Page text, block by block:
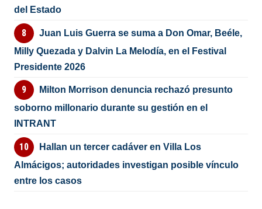
del Estado
Juan Luis Guerra se suma a Don Omar, Beéle,
Milly Quezada y Dalvin La Melodía, en el Festival
Presidente 2026
Milton Morrison denuncia rechazó presunto
soborno millonario durante su gestión en el
INTRANT
Hallan un tercer cadáver en Villa Los
Almácigos; autoridades investigan posible vínculo
entre los casos